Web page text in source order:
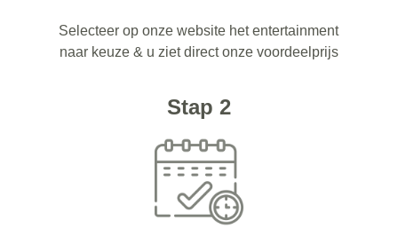
Selecteer op onze website het entertainment
naar keuze & u ziet direct onze voordeelprijs
Stap 2